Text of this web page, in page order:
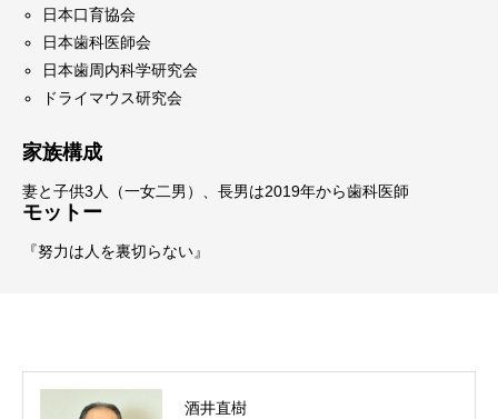
日本口育協会
日本歯科医師会
日本歯周内科学研究会
ドライマウス研究会
家族構成
妻と子供3人（一女二男）、長男は2019年から歯科医師
モットー
『努力は人を裏切らない』
酒井直樹